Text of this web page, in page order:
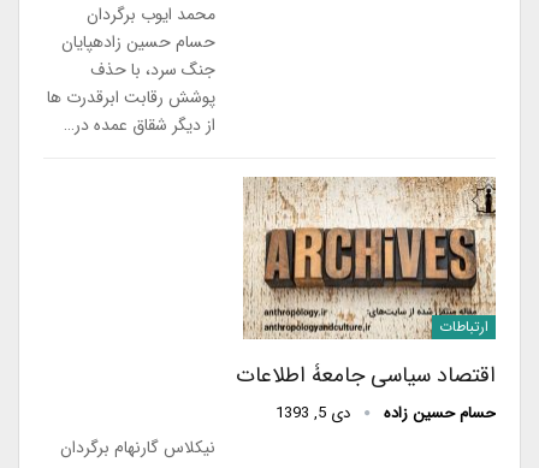
محمد ایوب برگردان
حسام حسین زادهپایان
جنگ سرد، با حذف
پوشش رقابت ابرقدرت ها
از دیگر شقاق عمده در…
ارتباطات
اقتصاد سیاسی جامعۀ اطلاعات
حسام حسین زاده دی 5, 1393
نیکلاس گارنهام برگردان